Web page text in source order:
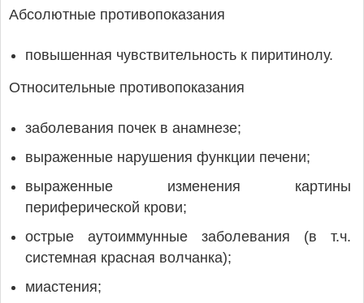
Абсолютные противопоказания
повышенная чувствительность к пиритинолу.
Относительные противопоказания
заболевания почек в анамнезе;
выраженные нарушения функции печени;
выраженные изменения картины
периферической крови;
острые аутоиммунные заболевания (в т.ч.
системная красная волчанка);
миастения;